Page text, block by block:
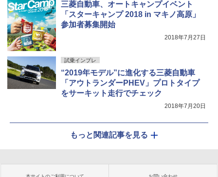
三菱自動車、オートキャンプイベント
「スターキャンプ 2018 in マキノ高原」
参加者募集開始
2018年7月27日
試乗インプレ
“2019年モデル”に進化する三菱自動車
「アウトランダーPHEV」プロトタイプ
をサーキット走行でチェック
2018年7月20日
もっと関連記事を見る